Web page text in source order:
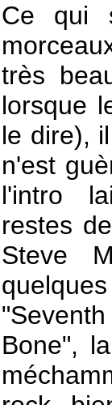
Ce qui
très
lorsque
le dire),
n'est
l'intro
restes
Steve
Bone",